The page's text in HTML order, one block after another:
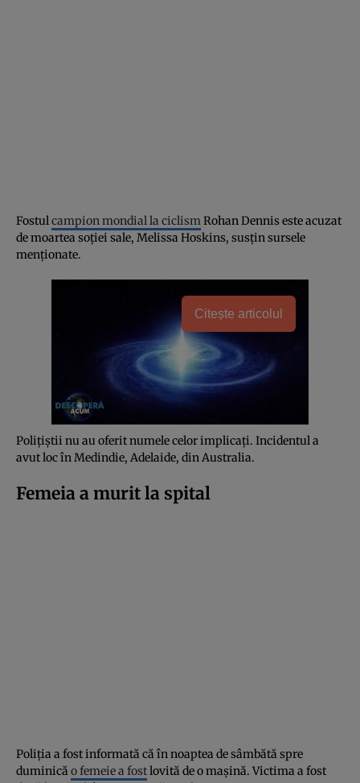
Fostulcampion mondial la ciclismRohan Dennis este acuzat
de moartea soției sale, Melissa Hoskins, susțin sursele
menționate.
Citește articolul
Polițiștii nu au oferit numele celor implicați. Incidentul a
avut loc în Medindie, Adelaide, din Australia.
Femeia a murit la spital
Poliția a fost informată că în noaptea de sâmbătă spre
duminică o femeie a fostlovită de o mașină. Victima a fost